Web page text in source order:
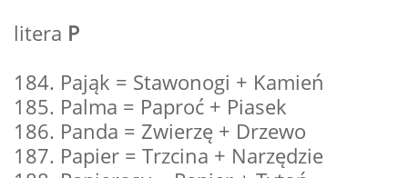
litera P
184. Pająk = Stawonogi + Kamień
185. Palma = Paproć + Piasek
186. Panda = Zwierzę + Drzewo
187. Papier = Trzcina + Narzędzie